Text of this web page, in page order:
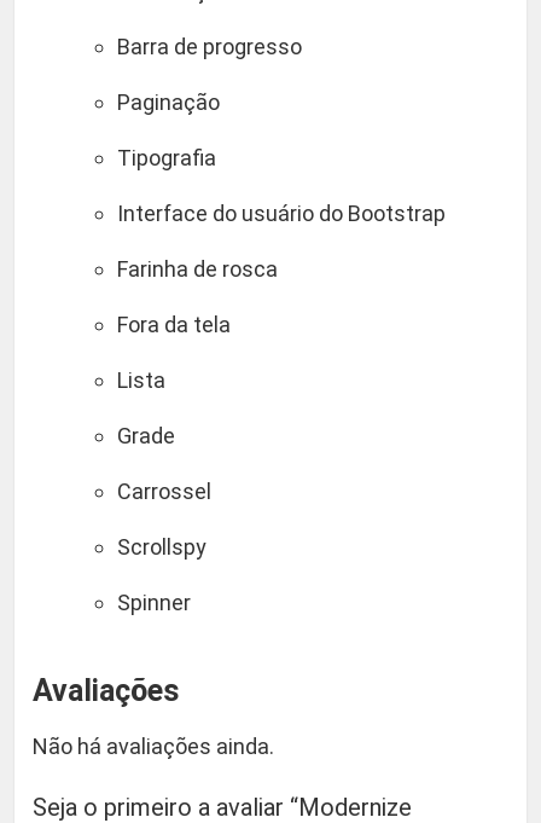
Barra de progresso
Paginação
Tipografia
Interface do usuário do Bootstrap
Farinha de rosca
Fora da tela
Lista
Grade
Carrossel
Scrollspy
Spinner
Avaliações
Não há avaliações ainda.
Seja o primeiro a avaliar “Modernize